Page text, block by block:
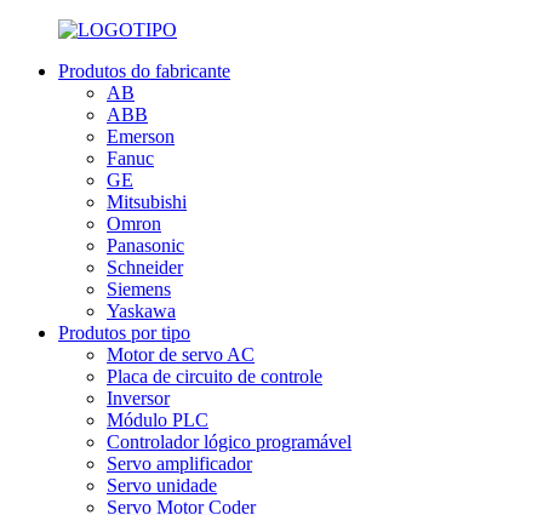
Produtos do fabricante
AB
ABB
Emerson
Fanuc
GE
Mitsubishi
Omron
Panasonic
Schneider
Siemens
Yaskawa
Produtos por tipo
Motor de servo AC
Placa de circuito de controle
Inversor
Módulo PLC
Controlador lógico programável
Servo amplificador
Servo unidade
Servo Motor Coder